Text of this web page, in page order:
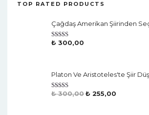
TOP RATED PRODUCTS
Çağdaş Amerikan Şiirinden
Rated4.50
₺ 300,00
Platon Ve Aristoteles'te Şiir
Rated4.50
₺300,00₺ 255,00